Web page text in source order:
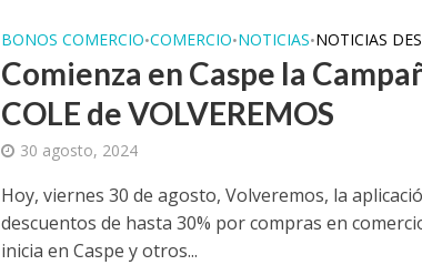
BONOS COMERCIO•COMERCIO•NOTICIAS•NOTICIAS
Comienza en Caspe la
COLE de VOLVEREMOS
30 agosto, 2024
Hoy, viernes 30 de agosto, Volveremos, la
descuentos de hasta 30% por compras en
inicia en Caspe y otros...